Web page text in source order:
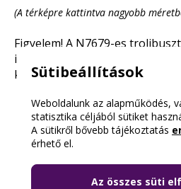
(A térképre kattintva nagyobb
Figyelem! A N7679-es
igénybe venni, tehát ezeken a
karszalag nem elegendő az
Fotógaléria(2)
Sütibeállítások
Weboldalunk az alapműködés,
statisztika céljából sütiket
A sütikről bővebb tájékoztatás
érhető el.
Az összes süti